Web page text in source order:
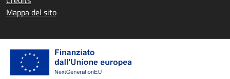
Mappa del sito